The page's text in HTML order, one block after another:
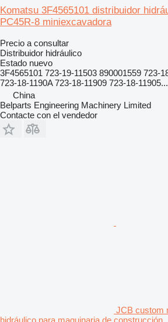
Komatsu 3F4565101 distribuidor
PC45R-8 miniexcavadora
Precio a consultar
Distribuidor hidráulico
Estado nuevo
3F4565101 723-19-11503 890001559 723-
723-18-1190A 723-18-11909 723-18-11905...
China
Belparts Engineering Machinery Limited
Contacte con el vendedor
JCB custom
hidráulico para maquinaria de construcción